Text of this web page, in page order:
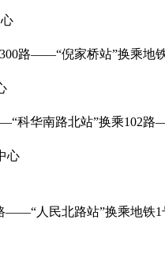
300路——“倪家桥站”换乘
科华南路北站”换乘102
心
——“人民北路站”换乘地